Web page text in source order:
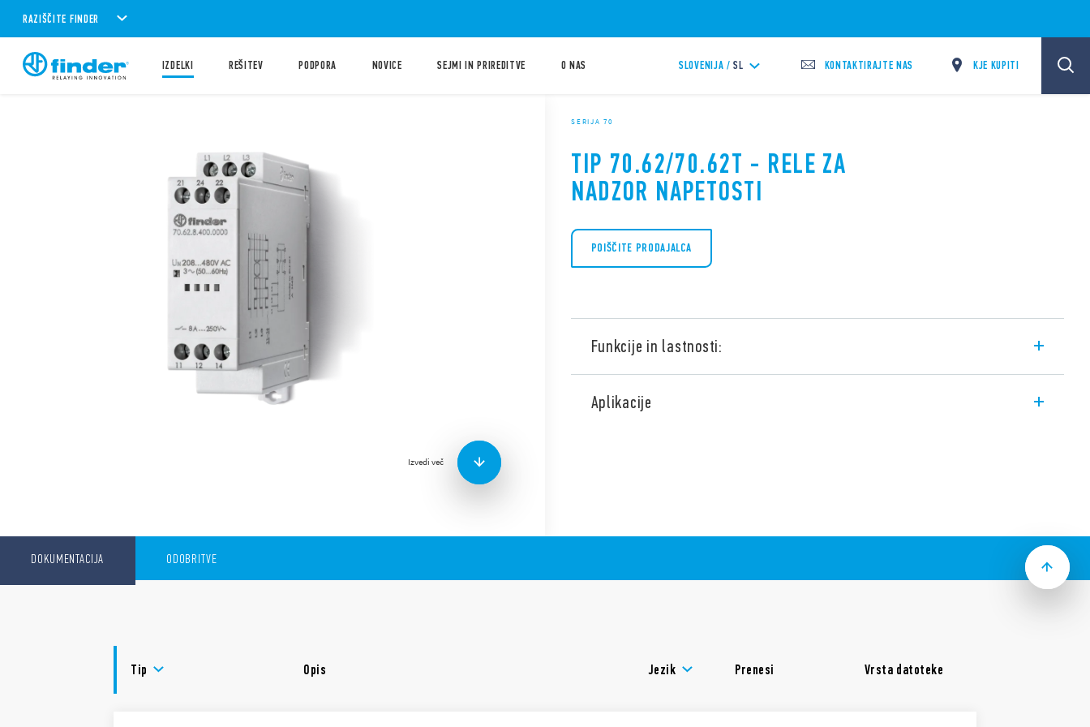
RAZIŠČITE FINDER
IZDELKI REŠITEV PODPORA NOVICE SEJMI IN PRIREDITVE O NAS SLOVENIJA / SL KONTAKTIRAJTE NAS KJE KUPITI
Izvedi več
SERIJA 70
TIP 70.62/70.62T - RELE ZA
NADZOR NAPETOSTI
POIŠČITE PRODAJALCA
Funkcije in lastnosti:
omrežja (208 … 480 V).
Aplikacije
DOKUMENTACIJA ODOBRITVE
Tip Opis Jezik Prenesi Vrsta datoteke